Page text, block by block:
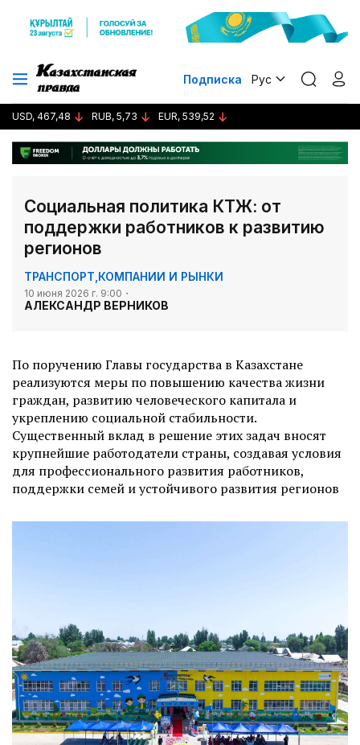
Подписка Рус
USD, 467,48 RUB, 5,73 EUR, 539,52
Социальная политика КТЖ: от
поддержки работников к развитию
регионов
ТРАНСПОРТ КОМПАНИИ И РЫНКИ
10 июня 2026 г. 9:00
АЛЕКСАНДР ВЕРНИКОВ
По поручению Главы государства в Казахстане
реализуются меры по повышению качества жизни
граждан, развитию человеческого капитала и
укреплению социальной стабильности.
Существенный вклад в решение этих задач вносят
крупнейшие работодатели страны, создавая условия
для профессионального развития работников,
поддержки семей и устойчивого развития регионов